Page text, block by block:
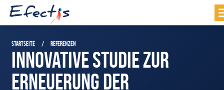
STARTSEITE REFERENZEN
INNOVATIVE STUDIE ZUR
ERNEUERUNG DER